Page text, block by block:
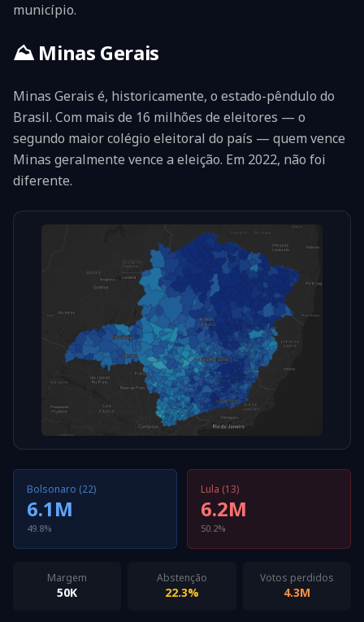
município.
⛰️ Minas Gerais
Minas Gerais é, historicamente, o estado-pêndulo do
Brasil. Com mais de 16 milhões de eleitores — o
segundo maior colégio eleitoral do país — quem vence
Minas geralmente vence a eleição. Em 2022, não foi
diferente.
Bolsonaro (22)
6.1M
49.8%
Lula (13)
6.2M
50.2%
Margem
50K
Abstenção
22.3%
Votos perdidos
4.3M